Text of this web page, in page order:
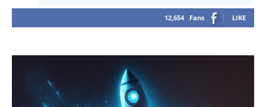
12,654 Fans LIKE